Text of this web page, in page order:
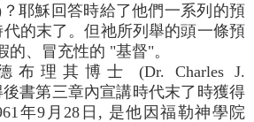
耶穌回答時給了他們一系列的預
的末了。但祂所列舉的頭一條預
的、冒充性的 "基督"。
布理其博士 (Dr. Charles J.
後書第三章內宣講時代末了時獲得
年9月28日, 是他因福勒神學院